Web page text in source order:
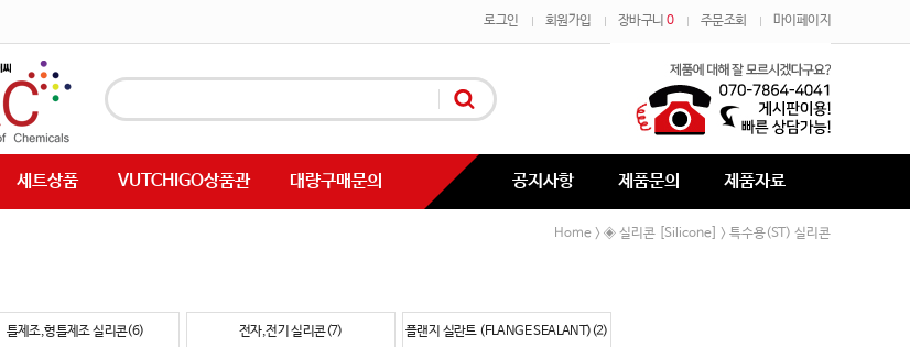
로그인 회원가입 장바구니 0 주문조회 마이페이지
세트상품 VUTCHIGO상품관 대량구매문의 공지사항 제품문의 제품자료
Home > ◈ 실리콘 [Silicone] > 특수용(ST) 실리콘
틀제조,형틀제조 실리콘(6) 전자,전기 실리콘(7) 플랜지 실란트 (FLANGE SEALANT)(2)